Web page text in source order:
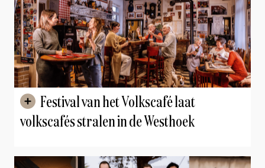
volkscafés stralen in de Westhoek